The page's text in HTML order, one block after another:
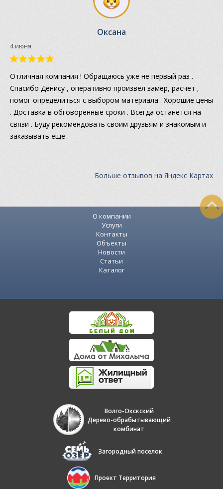
Оксана
4 июня
Отличная компания ! Обращаюсь уже не первый раз .
Спасибо Денису , оперативно произвел замер, расчёт ,
помог определиться с выбором материала . Хорошие цены
. Доставка в обговоренные сроки . Всегда останется на
связи . Буду рекомендовать своим друзьям и знакомым и
заказывать еще .
Больше отзывов на Яндекс Картах
О компании
Услуги
Контакты
Объекты
Новости
Статьи
Каталог
Волго-Окскский
Дерево-обрабытывающий
комбинат
Загородный поселок
Проект Территория